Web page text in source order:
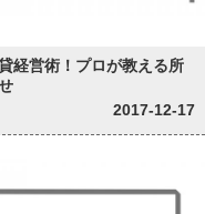
経営術！プロが教える所
2017-12-17